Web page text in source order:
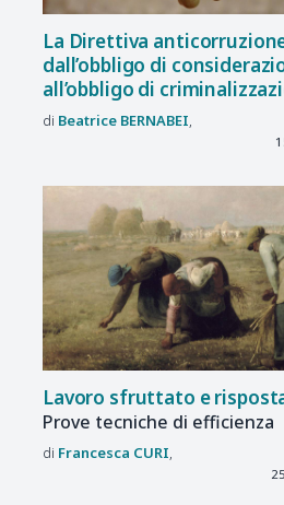
La Direttiva
dall’obbligo di
all’obbligo di
Beatrice BERNABEI
Lavoro sfruttato e
Prove tecniche di efficienza
Francesca CURI